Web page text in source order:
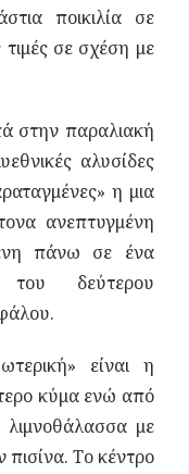
ποικιλία σε
τιμές σε σχέση με
στην παραλιακή
αλυσίδες
η μια
ανεπτυγμένη
πάνω σε ένα
δεύτερου
είναι η
κύμα ενώ από
λιμνοθάλασσα με
Το κέντρο